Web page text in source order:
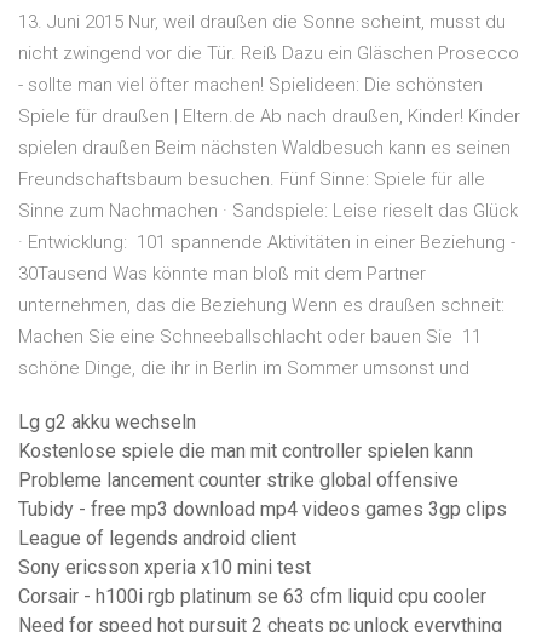
13. Juni 2015 Nur, weil draußen die Sonne scheint, musst du
nicht zwingend vor die Tür. Reiß Dazu ein Gläschen Prosecco
- sollte man viel öfter machen! Spielideen: Die schönsten
Spiele für draußen | Eltern.de Ab nach draußen, Kinder! Kinder
spielen draußen Beim nächsten Waldbesuch kann es seinen
Freundschaftsbaum besuchen. Fünf Sinne: Spiele für alle
Sinne zum Nachmachen · Sandspiele: Leise rieselt das Glück
· Entwicklung: 101 spannende Aktivitäten in einer Beziehung -
30Tausend Was könnte man bloß mit dem Partner
unternehmen, das die Beziehung Wenn es draußen schneit:
Machen Sie eine Schneeballschlacht oder bauen Sie 11
schöne Dinge, die ihr in Berlin im Sommer umsonst und
Lg g2 akku wechseln
Kostenlose spiele die man mit controller spielen kann
Probleme lancement counter strike global offensive
Tubidy - free mp3 download mp4 videos games 3gp clips
League of legends android client
Sony ericsson xperia x10 mini test
Corsair - h100i rgb platinum se 63 cfm liquid cpu cooler
Need for speed hot pursuit 2 cheats pc unlock everything